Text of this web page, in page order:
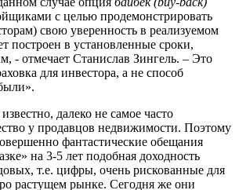
с целью продемонстрировать
свою уверенность в реализуемом
построен в установленные сроки,
- отмечает Станислав Зингель. – Это
для инвестора, а не способ
далеко не самое часто
у продавцов недвижимости. Поэтому
фантастические обещания
на 3-5 лет подобная доходность
т.е. цифры, очень рискованные для
растущем рынке. Сегодня же они